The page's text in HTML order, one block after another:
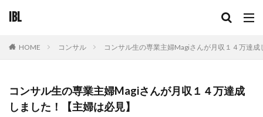
IBL
HOME コンサル コンサル生の専業主婦Magiさんが月収１４万達
コンサル生の専業主婦Magiさんが月収１４万達成
しました！【主婦は必見】